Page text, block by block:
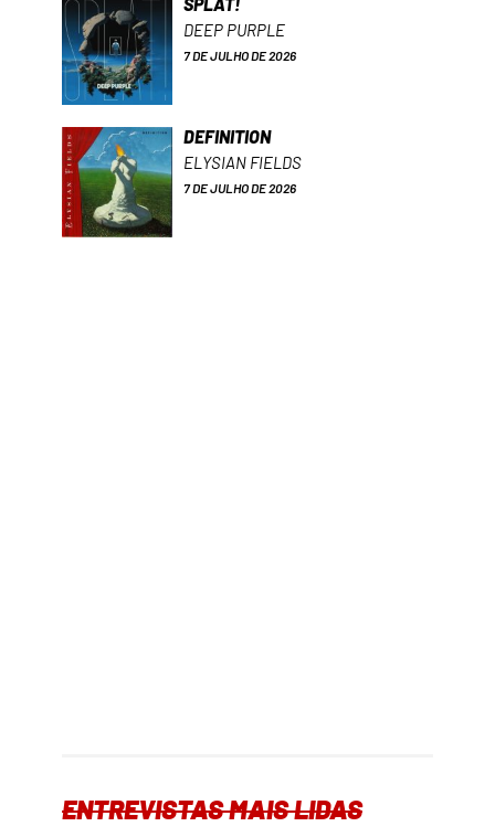
SPLAT!
DEEP PURPLE
7 DE JULHO DE 2026
DEFINITION
ELYSIAN FIELDS
7 DE JULHO DE 2026
ENTREVISTAS MAIS LIDAS